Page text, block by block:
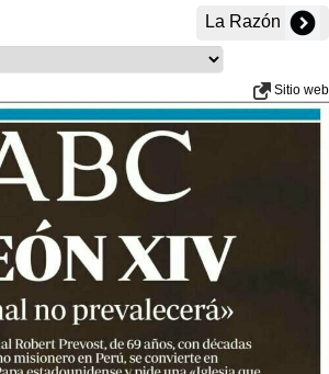
La Razón
Sitio web